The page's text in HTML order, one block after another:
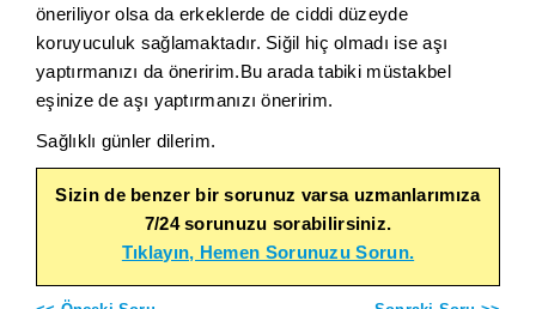
öneriliyor olsa da erkeklerde de ciddi düzeyde
koruyuculuk sağlamaktadır. Siğil hiç olmadı ise aşı
yaptırmanızı da öneririm.Bu arada tabiki müstakbel
eşinize de aşı yaptırmanızı öneririm.
Sağlıklı günler dilerim.
Sizin de benzer bir sorunuz varsa uzmanlarımıza
7/24 sorunuzu sorabilirsiniz.
Tıklayın, Hemen Sorunuzu Sorun.